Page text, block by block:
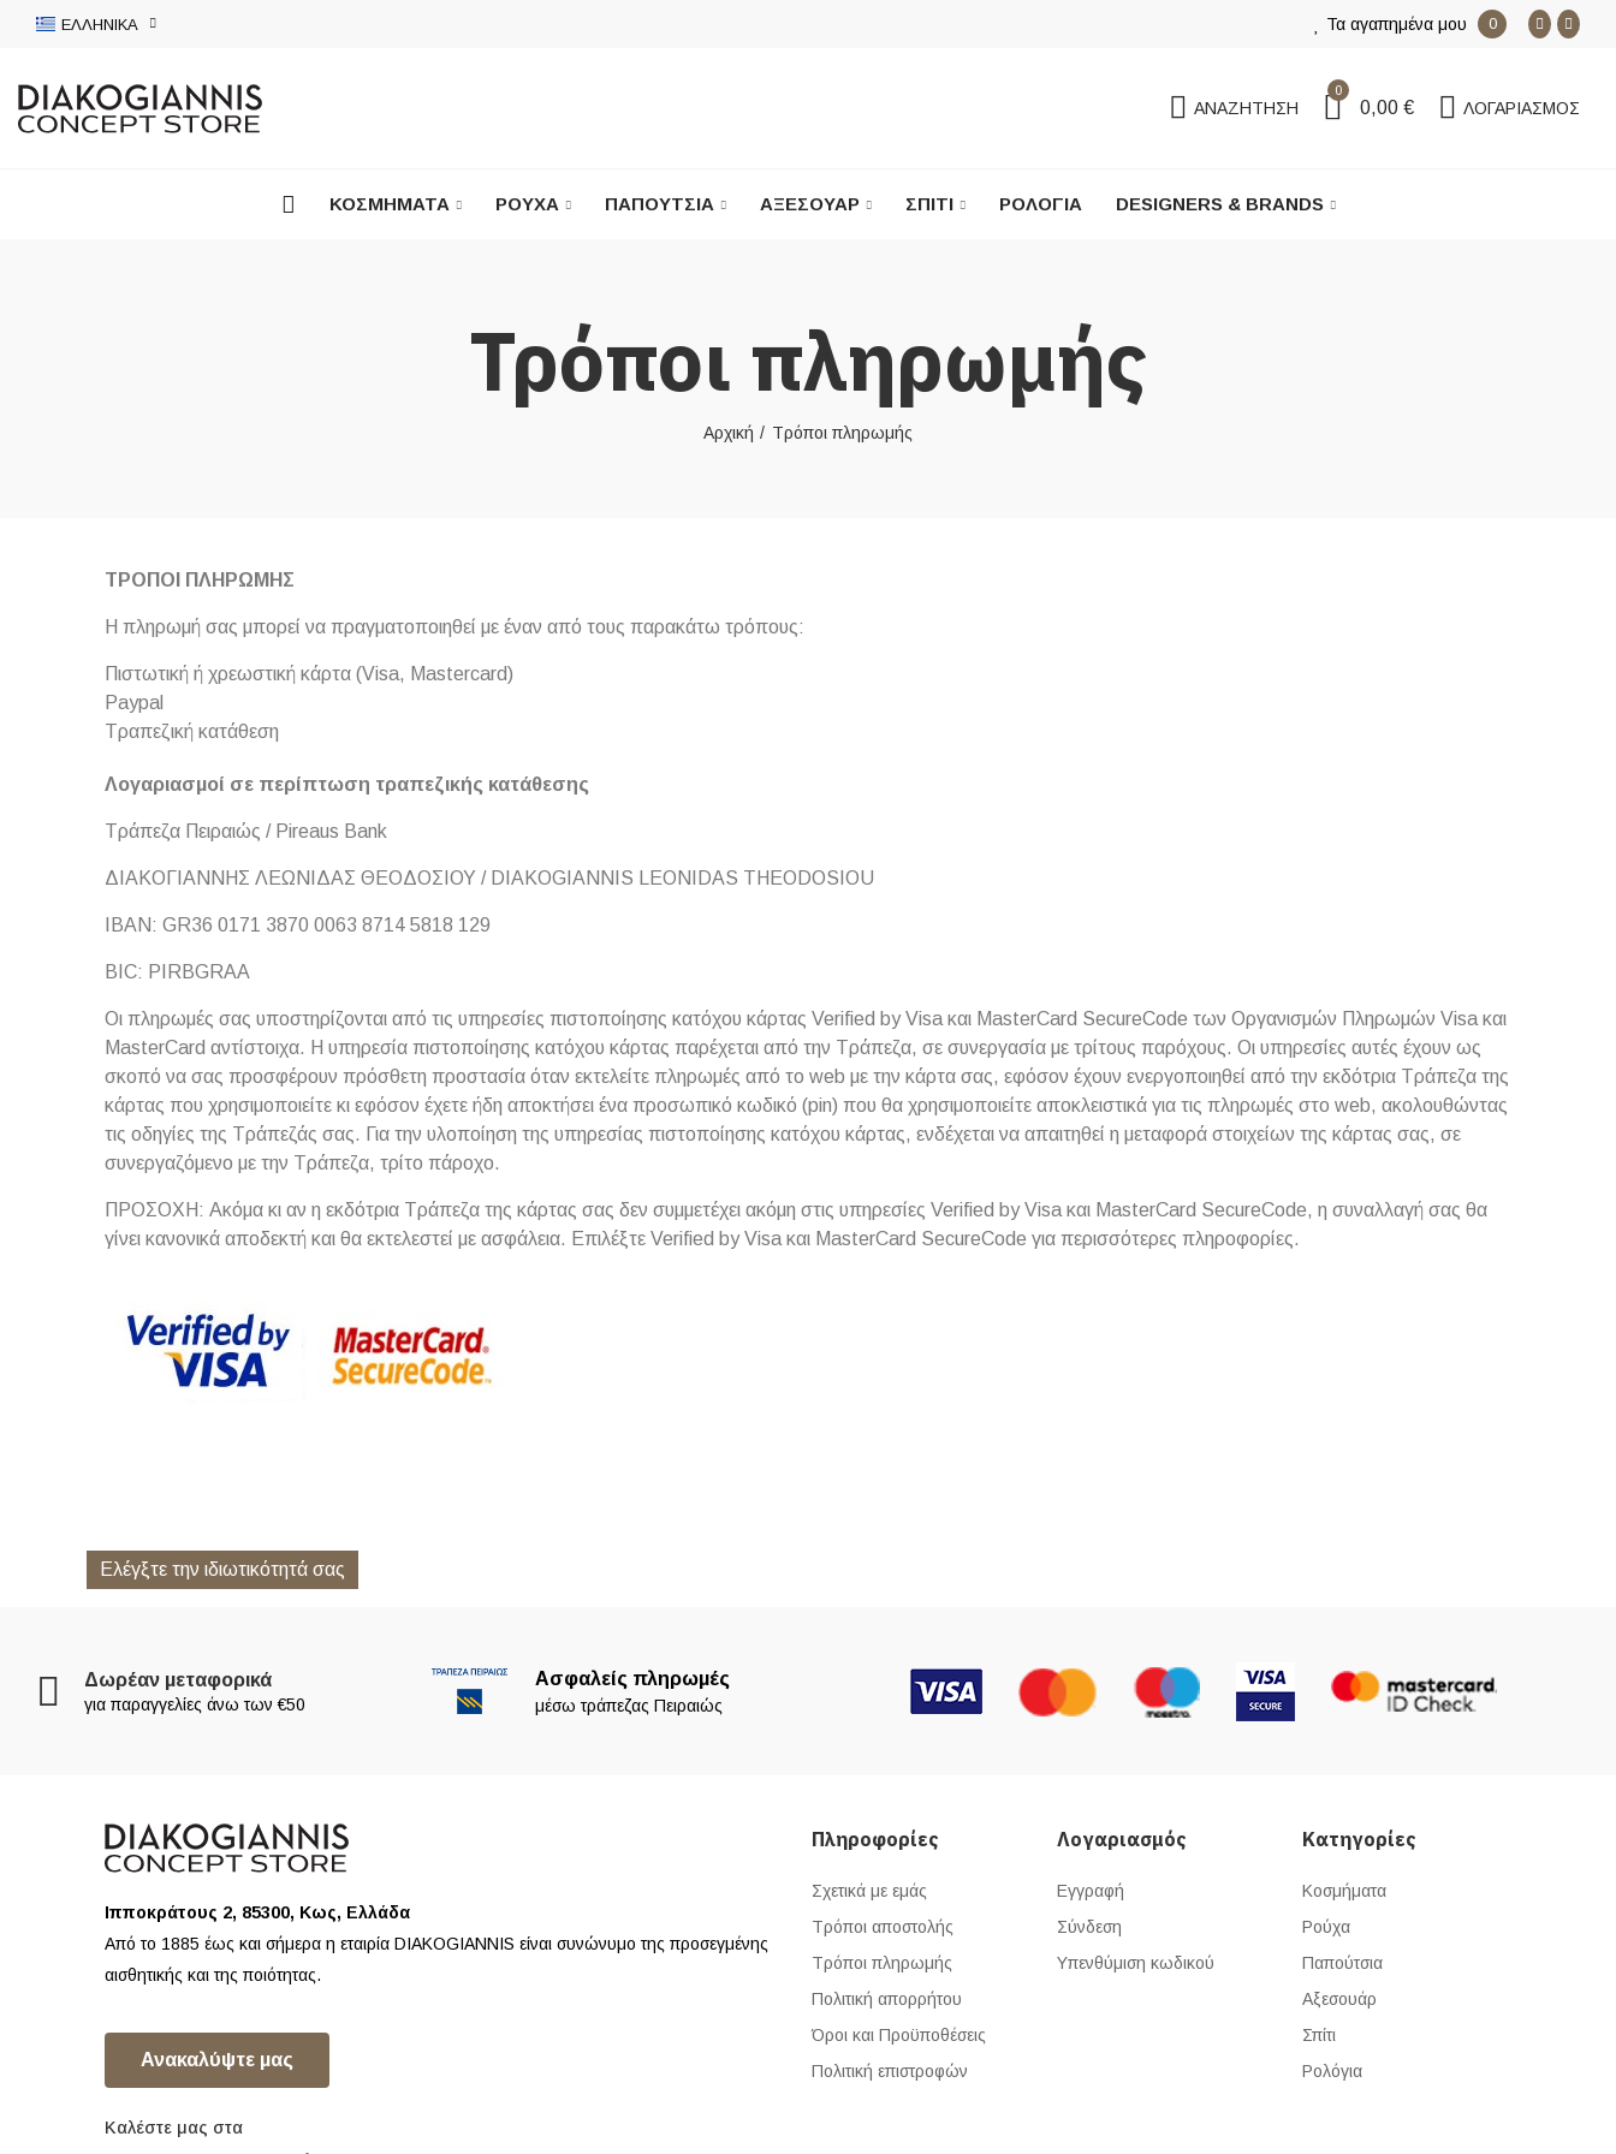
ΕΛΛΗΝΙΚΆ Τα αγαπημένα μου 0
ΑΝΑΖΉΤΗΣΗ
0
0,00 € ΛΟΓΑΡΙΑΣΜΟΣ
ΚΟΣΜΉΜΑΤΑ ΡΟΎΧΑ ΠΑΠΟΎΤΣΙΑ ΑΞΕΣΟΥΆΡ ΣΠΊΤΙ ΡΟΛΌΓΙΑ DESIGNERS & BRANDS
Τρόποι πληρωμής
Αρχική Τρόποι πληρωμής
ΤΡΟΠΟΙ ΠΛΗΡΩΜΗΣ
H πληρωμή σας μπορεί να πραγματοποιηθεί με έναν από τους παρακάτω τρόπους:
Πιστωτική ή χρεωστική κάρτα (Visa, Mastercard)
Paypal
Τραπεζική κατάθεση
Λογαριασμοί σε περίπτωση τραπεζικής κατάθεσης
Τράπεζα Πειραιώς / Pireaus Bank
ΔΙΑΚΟΓΙΑΝΝΗΣ ΛΕΩΝΙΔΑΣ ΘΕΟΔΟΣΙΟΥ / DIAKOGIANNIS LEONIDAS THEODOSIOU
IBAN: GR36 0171 3870 0063 8714 5818 129
BIC: PIRBGRAA
Οι πληρωμές σας υποστηρίζονται από τις υπηρεσίες πιστοποίησης κατόχου κάρτας Verified by Visa και MasterCard SecureCode των Οργανισμών Πληρωμών Visa και
MasterCard αντίστοιχα. Η υπηρεσία πιστοποίησης κατόχου κάρτας παρέχεται από την Τράπεζα, σε συνεργασία με τρίτους παρόχους. Οι υπηρεσίες αυτές έχουν ως
σκοπό να σας προσφέρουν πρόσθετη προστασία όταν εκτελείτε πληρωμές από το web με την κάρτα σας, εφόσον έχουν ενεργοποιηθεί από την εκδότρια Τράπεζα της
κάρτας που χρησιμοποιείτε κι εφόσον έχετε ήδη αποκτήσει ένα προσωπικό κωδικό (pin) που θα χρησιμοποιείτε αποκλειστικά για τις πληρωμές στο web, ακολουθώντας
τις οδηγίες της Τράπεζάς σας. Για την υλοποίηση της υπηρεσίας πιστοποίησης κατόχου κάρτας, ενδέχεται να απαιτηθεί η μεταφορά στοιχείων της κάρτας σας, σε
συνεργαζόμενο με την Τράπεζα, τρίτο πάροχο.
ΠΡΟΣΟΧΗ: Ακόμα κι αν η εκδότρια Τράπεζα της κάρτας σας δεν συμμετέχει ακόμη στις υπηρεσίες Verified by Visa και MasterCard SecureCode, η συναλλαγή σας θα
γίνει κανονικά αποδεκτή και θα εκτελεστεί με ασφάλεια. Επιλέξτε Verified by Visa και MasterCard SecureCode για περισσότερες πληροφορίες.
Ελέγξτε την ιδιωτικότητά σας
Δωρέαν μεταφορικά
για παραγγελίες άνω των €50
Ασφαλείς πληρωμές
μέσω τράπεζας Πειραιώς
Ιπποκράτους 2, 85300, Κως, Ελλάδα
Από το 1885 έως και σήμερα η εταιρία DIAKOGIANNIS είναι συνώνυμο της προσεγμένης
αισθητικής και της ποιότητας.
Ανακαλύψτε μας
Καλέστε μας στα
Πληροφορίες
Σχετικά με εμάς
Τρόποι αποστολής
Τρόποι πληρωμής
Πολιτική απορρήτου
Όροι και Προϋποθέσεις
Πολιτική επιστροφών
Λογαριασμός
Εγγραφή
Σύνδεση
Υπενθύμιση κωδικού
Κατηγορίες
Κοσμήματα
Ρούχα
Παπούτσια
Αξεσουάρ
Σπίτι
Ρολόγια